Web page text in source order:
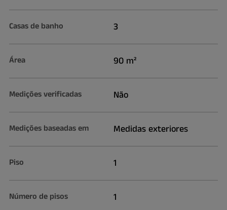
Casas de banho 3
Área 90 m²
Medições verificadas Não
Medições baseadas em Medidas exteriores
Piso 1
Número de pisos 1